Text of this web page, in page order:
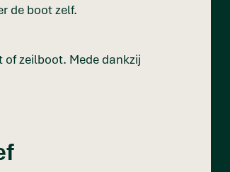
de boot zelf.
zeilboot. Mede dankzij